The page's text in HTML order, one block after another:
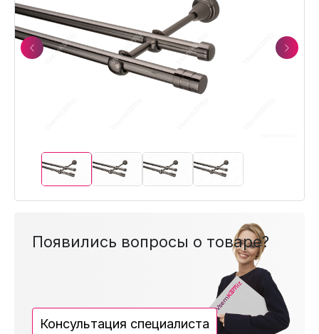
Previous Next
Появились вопросы о товаре?
Консультация специалиста